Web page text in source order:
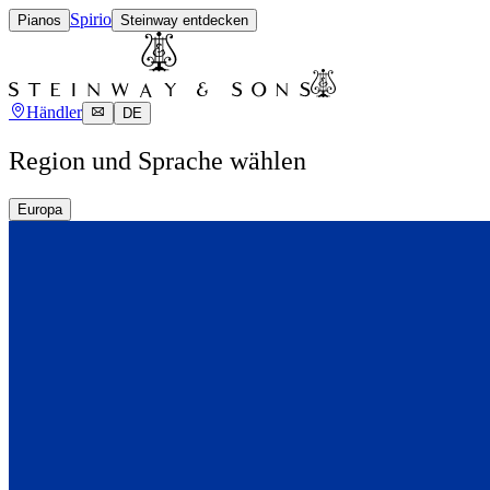
Pianos Spirio Steinway entdecken
Händler DE
Region und Sprache wählen
Europa